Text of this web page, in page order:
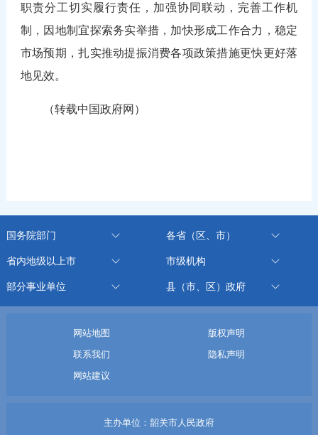
职责分工切实履行责任，加强协同联动，完善工作机
制，因地制宜探索务实举措，加快形成工作合力，稳定
市场预期，扎实推动提振消费各项政策措施更快更好落
地见效。
（转载中国政府网）
国务院部门 各省（区、市）
省内地级以上市 市级机构
部分事业单位 县（市、区）政府
网站地图
版权声明
联系我们
隐私声明
网站建议
主办单位：韶关市人民政府